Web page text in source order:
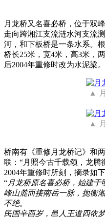
月龙桥又名喜必桥，位于双
走向跨湘江支流涟水河支流
河，和下板桥是一条水系。
桥长25米，宽4米，高3米，
后2004年重修时改为水泥梁。
桥南有《重修月龙桥记》和
联：“月照今古千载颂，龙腾
2004年重修时所刻，摘录如下
“月龙桥原名喜必桥，始建
峰山麓而接南岳一脉，扼衡
不绝。
民国辛酉岁，邑人王道四依